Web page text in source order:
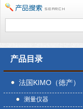
产品目录
法国KIMO（徳产）
测量仪器